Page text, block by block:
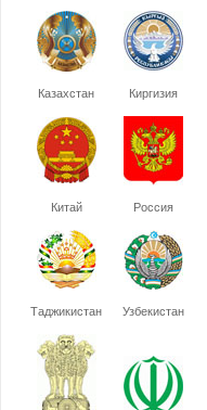
Казахстан Киргизия
Китай Россия
Таджикистан Узбекистан